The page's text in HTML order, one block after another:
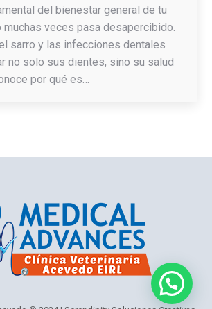
del bienestar general de tu
muchas veces pasa desapercibido.
sarro y las infecciones dentales
no solo sus dientes, sino su salud
por qué es…